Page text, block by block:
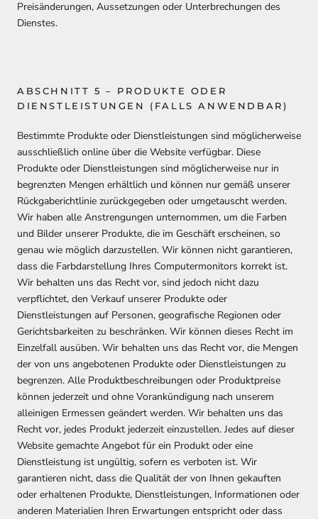
Preisänderungen, Aussetzungen oder Unterbrechungen des
Dienstes.
ABSCHNITT 5 – PRODUKTE ODER
DIENSTLEISTUNGEN (FALLS ANWENDBAR)
Bestimmte Produkte oder Dienstleistungen sind möglicherweise
ausschließlich online über die Website verfügbar. Diese
Produkte oder Dienstleistungen sind möglicherweise nur in
begrenzten Mengen erhältlich und können nur gemäß unserer
Rückgaberichtlinie zurückgegeben oder umgetauscht werden.
Wir haben alle Anstrengungen unternommen, um die Farben
und Bilder unserer Produkte, die im Geschäft erscheinen, so
genau wie möglich darzustellen. Wir können nicht garantieren,
dass die Farbdarstellung Ihres Computermonitors korrekt ist.
Wir behalten uns das Recht vor, sind jedoch nicht dazu
verpflichtet, den Verkauf unserer Produkte oder
Dienstleistungen auf Personen, geografische Regionen oder
Gerichtsbarkeiten zu beschränken. Wir können dieses Recht im
Einzelfall ausüben. Wir behalten uns das Recht vor, die Mengen
der von uns angebotenen Produkte oder Dienstleistungen zu
begrenzen. Alle Produktbeschreibungen oder Produktpreise
können jederzeit und ohne Vorankündigung nach unserem
alleinigen Ermessen geändert werden. Wir behalten uns das
Recht vor, jedes Produkt jederzeit einzustellen. Jedes auf dieser
Website gemachte Angebot für ein Produkt oder eine
Dienstleistung ist ungültig, sofern es verboten ist. Wir
garantieren nicht, dass die Qualität der von Ihnen gekauften
oder erhaltenen Produkte, Dienstleistungen, Informationen oder
anderen Materialien Ihren Erwartungen entspricht oder dass